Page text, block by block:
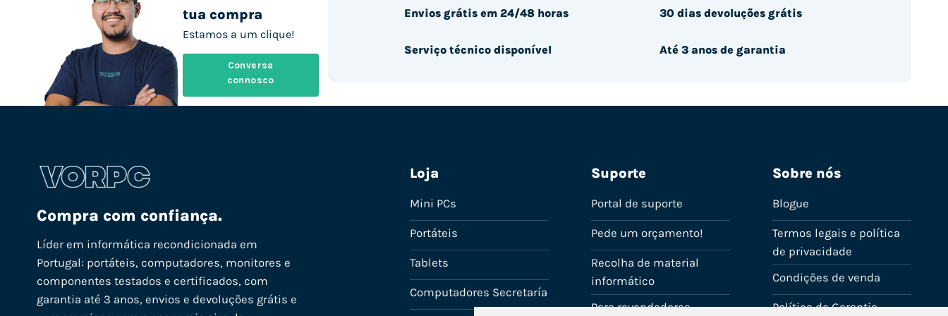
tua compra
Estamos a um clique!
Conversa
connosco
Envios grátis em 24/48 horas
Serviço técnico disponível
30 dias devoluções grátis
Até 3 anos de garantia
Compra com confiança.
Líder em informática recondicionada em
Portugal: portáteis, computadores, monitores e
componentes testados e certificados, com
garantia até 3 anos, envios e devoluções grátis e
Loja
Mini PCs
Portáteis
Tablets
Computadores Secretaría
Suporte
Portal de suporte
Pede um orçamento!
Recolha de material
informático
Para revendedores
Sobre nós
Blogue
Termos legais e política
de privacidade
Condições de venda
Política de Garantia